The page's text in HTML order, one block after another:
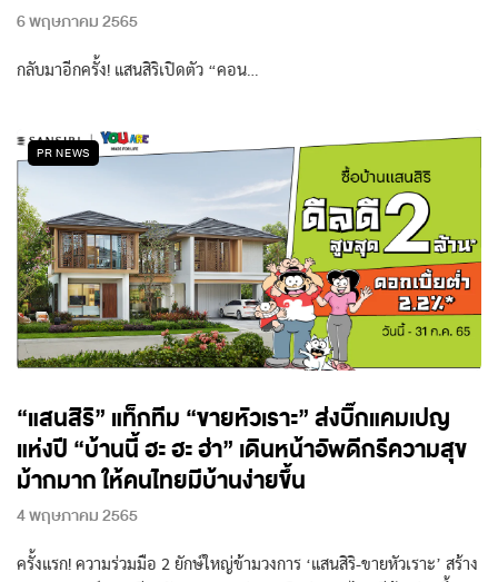
6 พฤษภาคม 2565
กลับมาอีกครั้ง! แสนสิริเปิดตัว “คอน…
PR NEWS
“แสนสิริ” แท็กทีม “ขายหัวเราะ” ส่งบิ๊กแคมเปญ
แห่งปี “บ้านนี้ ฮะ ฮะ ฮ่า” เดินหน้าอัพดีกรีความสุข
ม้ากมาก ให้คนไทยมีบ้านง่ายขึ้น
4 พฤษภาคม 2565
ครั้งแรก! ความร่วมมือ 2 ยักษ์ใหญ่ข้ามวงการ ‘แสนสิริ-ขายหัวเราะ’ สร้าง